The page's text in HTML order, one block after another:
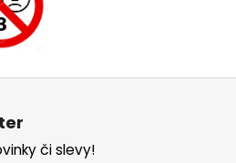
či slevy!